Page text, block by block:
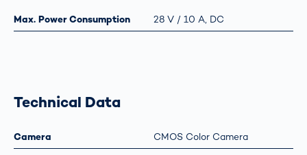
Max. Power Consumption 28 V / 10 A, DC
Technical Data
Camera CMOS Color Camera